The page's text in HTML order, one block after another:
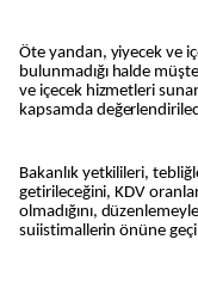
Öte yandan, yiyecek ve
bulunmadığı halde
ve içecek hizmetleri
kapsamda
Bakanlık yetkilileri,
getirileceğini, KDV
olmadığını,
suiistimallerin önüne